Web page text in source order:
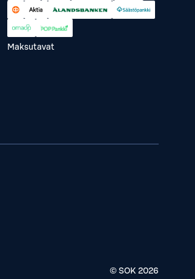
Maksutavat
© SOK 2026